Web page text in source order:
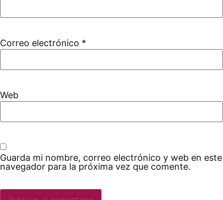
Correo electrónico *
Web
Guarda mi nombre, correo electrónico y web en este
navegador para la próxima vez que comente.